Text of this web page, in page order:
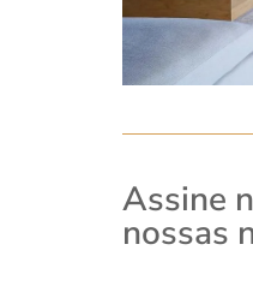
Assine
nossas